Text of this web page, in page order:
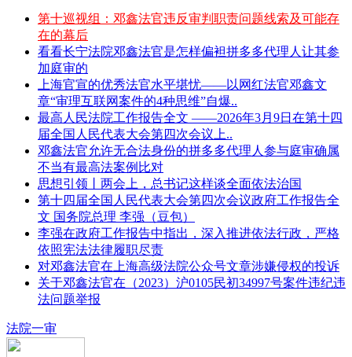
第十巡视组：邓鑫法官违反审判职责问题线索及可能存
在的幕后
看看长宁法院邓鑫法官是怎样偏袒拼多多代理人让其参
加庭审的
上海官宣的优秀法官水平堪忧——以网红法官邓鑫文
章“审理互联网案件的4种思维”自爆..
最高人民法院工作报告全文 ——2026年3月9日在第十四
届全国人民代表大会第四次会议上..
邓鑫法官允许无合法身份的拼多多代理人参与庭审确属
不当有最高法案例比对
思想引领丨两会上，总书记这样谈全面依法治国
第十四届全国人民代表大会第四次会议政府工作报告全
文 国务院总理 李强（豆包）
李强在政府工作报告中指出，深入推进依法行政，严格
依照宪法法律履职尽责
对邓鑫法官在上海高级法院公众号文章涉嫌侵权的投诉
关于邓鑫法官在（2023）沪0105民初34997号案件违纪违
法问题举报
法院一审